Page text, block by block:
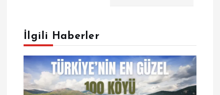
e
z
İlgili Haberler